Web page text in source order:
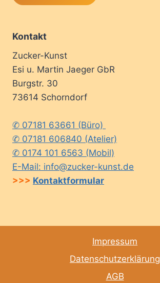
Kontakt
Zucker-Kunst
Esi u. Martin Jaeger GbR
Burgstr. 30
73614 Schorndorf
✆ 07181 63661 (Büro)
✆ 07181 606840 (Atelier)
✆ 0174 101 6563 (Mobil)
E-Mail: info@zucker-kunst.de
>>> Kontaktformular
Impressum
Datenschutzerklärung
AGB